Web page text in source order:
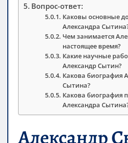
Вопрос-ответ:
Каковы основные
Александра
Чем занимается
настоящее время?
Какие научные
Александр Сытин?
Какова биография
Сытина?
Какова биография
Александра
Александр